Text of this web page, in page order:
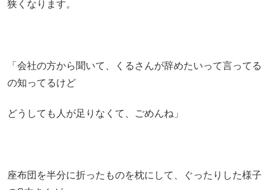
狭くなります。
「会社の方から聞いて、くるさんが辞めたいって言ってる
の知ってるけど
どうしても人が足りなくて、ごめんね」
座布団を半分に折ったものを枕にして、ぐったりした様子